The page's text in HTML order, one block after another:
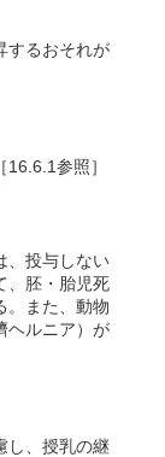
するおそれが
参照］
、投与しない
、胚・胎児死
。また、動物
ヘルニア）が
し、授乳の継